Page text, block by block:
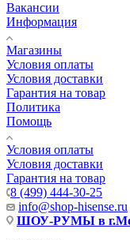
Вакансии
Информация
Магазины
Условия оплаты
Условия доставки
Гарантия на товар
Политика
Помощь
Условия оплаты
Условия доставки
Гарантия на товар
8 (499) 444-30-25
info@shop-hisense.ru
ШОУ-РУМЫ в